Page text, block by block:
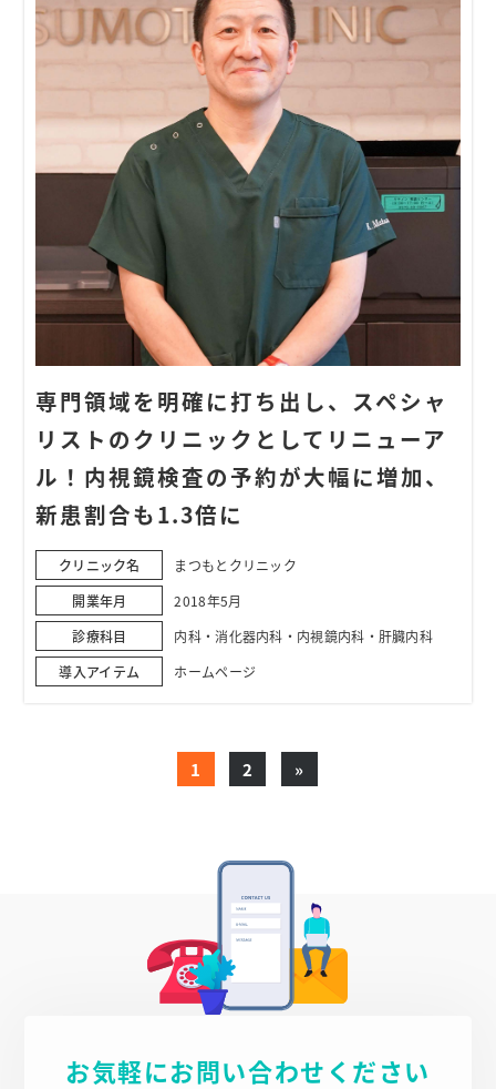
専門領域を明確に打ち出し、スペシャ
リストのクリニックとしてリニューア
ル！内視鏡検査の予約が大幅に増加、
新患割合も1.3倍に
クリニック名
まつもとクリニック
開業年月
2018年5月
診療科目
内科・消化器内科・内視鏡内科・肝臓内科
導入アイテム
ホームページ
1 2 »
お気軽にお問い合わせください